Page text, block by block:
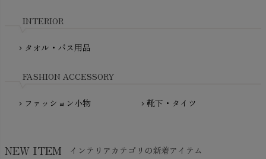
NewNative（ニューネイティブ）
INTERIOR
chevron_right タオル・バス用品
FASHION ACCESSORY
chevron_right ファッション小物 chevron_right 靴下・タイツ
NEW ITEM インテリアカテゴリの新着アイテム